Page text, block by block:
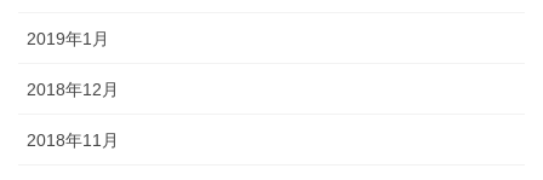
2019年1月
2018年12月
2018年11月